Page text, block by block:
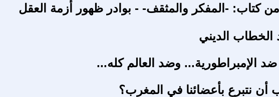
كتاب: -المفكر والمثقف- - بوادر ظهور أزمة العقل
الخطاب الديني
ضد الإمبراطورية... وضد العالم كله...
أن نتبرع بأعضائنا في المغرب؟